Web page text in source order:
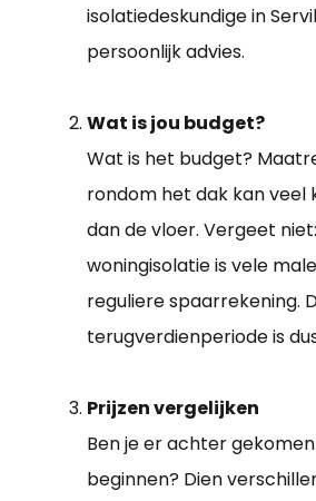
isolatiedeskundige in
persoonlijk advies.
Wat is jou budget?
Wat is het budget?
rondom het dak kan veel
dan de vloer. Vergeet
woningisolatie is vele
reguliere spaarrekening.
terugverdienperiode is
Prijzen vergelijken
Ben je er achter
beginnen? Dien